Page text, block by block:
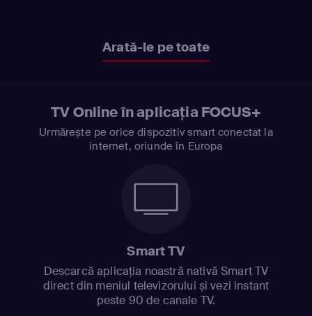
Arată-le pe toate
TV Online în aplicația FOCUS+
Urmărește pe orice dispozitiv smart conectat la
internet, oriunde în Europa
Smart TV
Descarcă aplicația noastră nativă Smart TV
direct din meniul televizorului și vezi instant
peste 90 de canale TV.